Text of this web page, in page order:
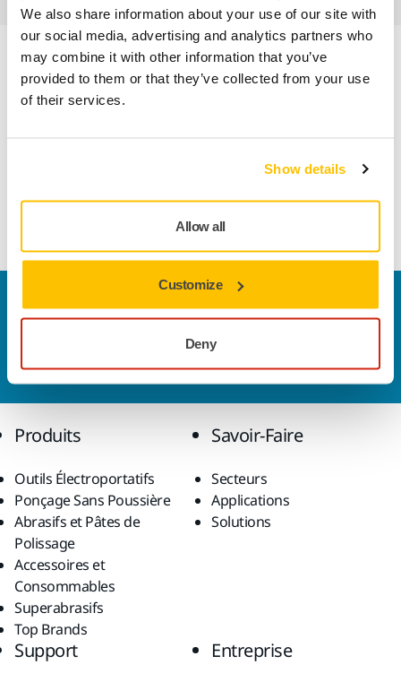
We also share information about your use of our site with
our social media, advertising and analytics partners who
may combine it with other information that you’ve
provided to them or that they’ve collected from your use
of their services.
Show details
Allow all
Customize
Deny
Informations produit
Levier de contôle de vitesse 8,0 mm Mirka® DEROS
et notre équipe d'experts répondra à vos
questions.
Produits
Outils Électroportatifs
Ponçage Sans Poussière
Abrasifs et Pâtes de
Polissage
Accessoires et
Consommables
Superabrasifs
Top Brands
Savoir-Faire
Secteurs
Applications
Solutions
Support Entreprise